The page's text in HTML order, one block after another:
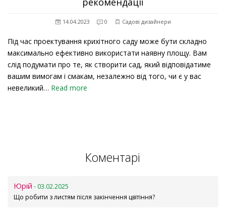
14.04.2023 0 Садові дизайнери
Під час проектування крихітного саду може бути складно
максимально ефективно використати наявну площу. Вам
слід подумати про те, як створити сад, який відповідатиме
вашим вимогам і смакам, незалежно від того, чи є у вас
невеликий… Read more
Коментарі
Юрій - 03.02.2025
Що робити з листям після закінчення цвітіння?